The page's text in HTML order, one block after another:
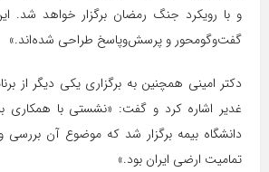
و با رویکرد جنگ رمضان برگزار خواهد
گفت‌وگومحور و پرسش‌وپاسخ طراحی شده‌اند.»
دکتر امینی همچنین به برگزاری یکی دیگر از
غدیر اشاره کرد و گفت: «نشستی با همکاری
دانشگاه بیمه برگزار شد که موضوع آن
تمامیت ارضی ایران بود.»